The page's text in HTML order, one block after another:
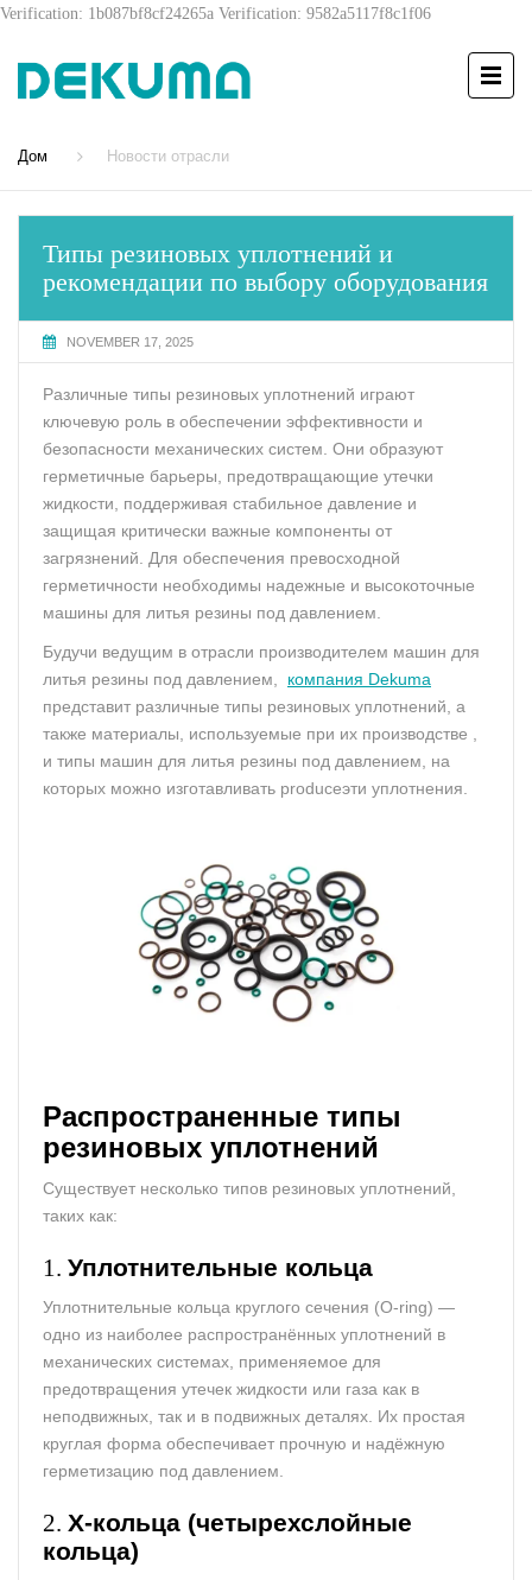
Verification: 1b087bf8cf24265a Verification: 9582a5117f8c1f06
Дом Новости отрасли
Типы резиновых уплотнений и
рекомендации по выбору оборудования
NOVEMBER 17, 2025
Различные типы резиновых уплотнений играют
ключевую роль в обеспечении эффективности и
безопасности механических систем. Они образуют
герметичные барьеры, предотвращающие утечки
жидкости, поддерживая стабильное давление и
защищая критически важные компоненты от
загрязнений. Для обеспечения превосходной
герметичности необходимы надежные и высокоточные
машины для литья резины под давлением.
Будучи ведущим в отрасли производителем машин для
литья резины под давлением, компания Dekuma
представит различные типы резиновых уплотнений, а
также материалы, используемые при их производстве ,
и типы машин для литья резины под давлением, на
которых можно изготавливать produceэти уплотнения.
Распространенные типы
резиновых уплотнений
Существует несколько типов резиновых уплотнений,
таких как:
1. Уплотнительные кольца
Уплотнительные кольца круглого сечения (O-ring) —
одно из наиболее распространённых уплотнений в
механических системах, применяемое для
предотвращения утечек жидкости или газа как в
неподвижных, так и в подвижных деталях. Их простая
круглая форма обеспечивает прочную и надёжную
герметизацию под давлением.
2. X-кольца (четырехслойные
кольца)